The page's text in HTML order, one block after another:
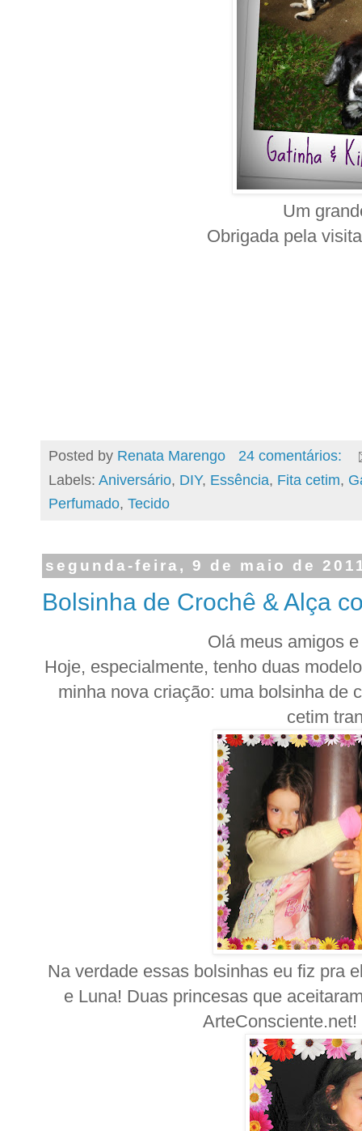
Um
Obrigada pela
Posted by Renata Marengo
24 comentários:
Labels: Aniversário, DIY, Essência, Fita cetim,
Perfumado, Tecido
segunda-feira, 9 de maio de
Bolsinha de Crochê & Alça
Olá meus amigos
Hoje, especialmente, tenho duas
minha nova criação: uma bolsinha de
cetim
Na verdade essas bolsinhas eu fiz pra
e Luna! Duas princesas que